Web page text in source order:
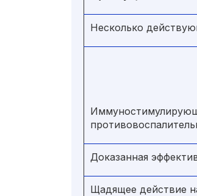
Несколько
Доказанная
Щадящее действие